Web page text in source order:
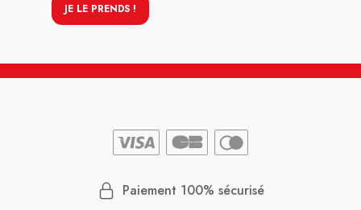
JE LE PRENDS !
Paiement 100% sécurisé